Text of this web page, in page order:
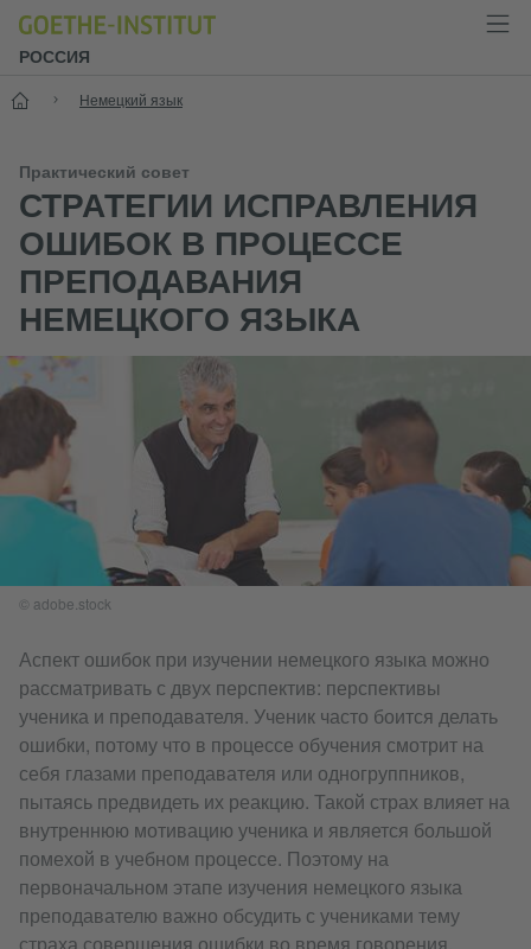
РОССИЯ
Старт
Немецкий язык
Практический совет
СТРАТЕГИИ ИСПРАВЛЕНИЯ
ОШИБОК В ПРОЦЕССЕ
ПРЕПОДАВАНИЯ
НЕМЕЦКОГО ЯЗЫКА
© adobe.stock
Аспект ошибок при изучении немецкого языка можно
рассматривать с двух перспектив: перспективы
ученика и преподавателя. Ученик часто боится делать
ошибки, потому что в процессе обучения смотрит на
себя глазами преподавателя или одногруппников,
пытаясь предвидеть их реакцию. Такой страх влияет на
внутреннюю мотивацию ученика и является большой
помехой в учебном процессе. Поэтому на
первоначальном этапе изучения немецкого языка
преподавателю важно обсудить с учениками тему